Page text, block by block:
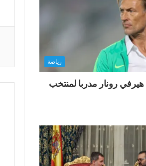
رياضة
رونار مدربا لمنتخب